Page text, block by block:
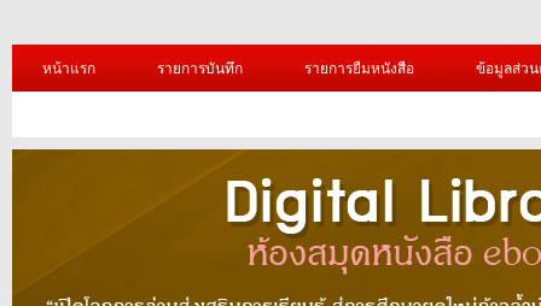
หน้าแรก รายการบันทึก รายการยืมหนังสือ ข้อมูลส่ว